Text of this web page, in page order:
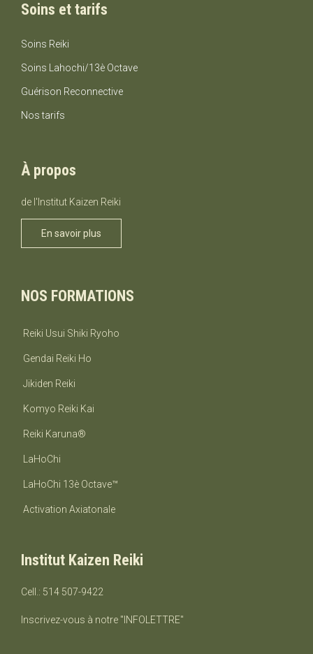
J'accepte de faire un dépôt de 50$.
Soins et tarifs
Soins Reiki
Soins Lahochi/13è Octave
Guérison Reconnective
Nos tarifs
À propos
de l'Institut Kaizen Reiki
En savoir plus
NOS FORMATIONS
Reiki Usui Shiki Ryoho
Gendai Reiki Ho
Jikiden Reiki
Komyo Reiki Kai
Reiki Karuna®
LaHoChi
LaHoChi 13è Octave™
Activation Axiatonale
Institut Kaizen Reiki
Cell.: 514 507-9422
Inscrivez-vous à notre "INFOLETTRE"